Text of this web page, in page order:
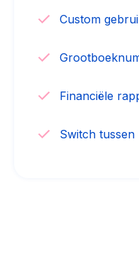
Custom
Financiële
Switch